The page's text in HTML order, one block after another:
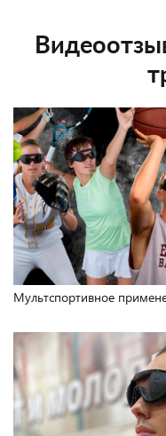
Мультспортивное